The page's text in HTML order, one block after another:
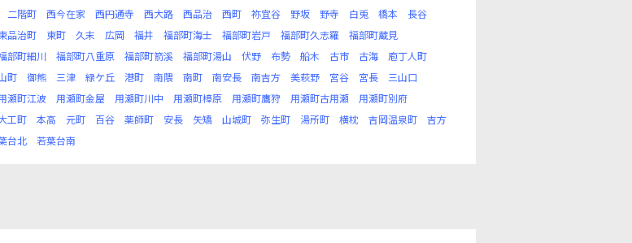
二階町 西今在家 西円通寺 西大路 西品治 西町 祢宜谷 野坂 野寺 白兎 橋本
長谷
品治町 東町 久末 広岡 福井 福部町海士 福部町岩戸 福部町久志羅
福部町蔵見
部町細川 福部町八重原 福部町箭溪 福部町湯山 伏野 布勢 船木 古市 古海
庖丁人町
町 御熊 三津 緑ケ丘 港町 南隈 南町 南安長 南吉方 美萩野 宮谷 宮長
三山口
瀬町江波 用瀬町金屋 用瀬町川中 用瀬町樟原 用瀬町鷹狩 用瀬町古用瀬
用瀬町別府
工町 本高 元町 百谷 薬師町 安長 矢矯 山城町 弥生町 湯所町 横枕 吉岡温泉町
吉方
台北 若葉台南